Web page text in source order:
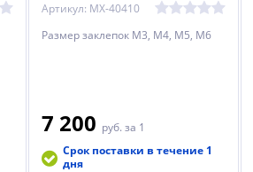
Артикул: MX-40410
Размер заклепок М3, М4, М5, М6
7 200 руб. за 1
Срок поставки в течение 1
дня